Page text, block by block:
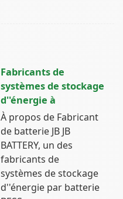
Fabricants de
systèmes de stockage
d''énergie à
À propos de Fabricant
de batterie JB JB
BATTERY, un des
fabricants de
systèmes de stockage
d''énergie par batterie